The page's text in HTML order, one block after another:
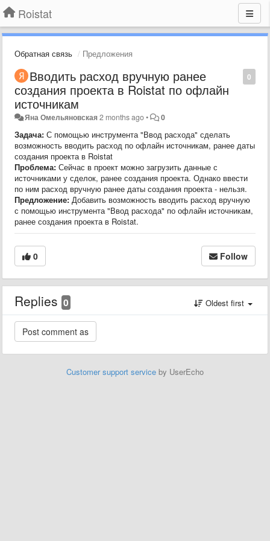
Roistat
Обратная связь Предложения
0
Вводить расход вручную ранее
создания проекта в Roistat по офлайн
источникам
Яна Омельяновская2 months ago• 0
Задача: С помощью инструмента "Ввод расхода" сделать
возможность вводить расход по офлайн источникам, ранее даты
создания проекта в Roistat
Проблема: Сейчас в проект можно загрузить данные с
источниками у сделок, ранее создания проекта. Однако ввести
по ним расход вручную ранее даты создания проекта - нельзя.
Предложение: Добавить возможность вводить расход вручную
с помощью инструмента "Ввод расхода" по офлайн источникам,
ранее создания проекта в Roistat.
0 Follow
Replies 0 Oldest first
Customer support service by UserEcho